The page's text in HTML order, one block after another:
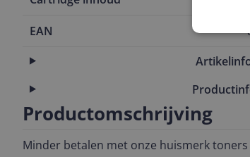
EAN
Productomschrijving
Minder betalen met onze huismerk toners